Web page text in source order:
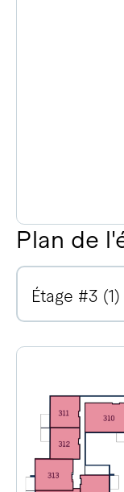
Plan de
Étage #3 (1)